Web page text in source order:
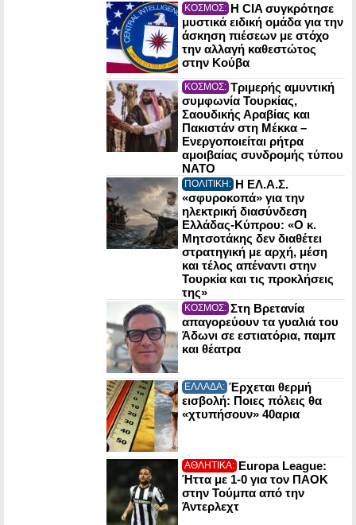
ΚΟΣΜΟΣ: Η CIA συγκρότησε
μυστικά ειδική ομάδα για την
άσκηση πιέσεων με στόχο
την αλλαγή καθεστώτος
στην Κούβα
ΚΟΣΜΟΣ: Τριμερής αμυντική
συμφωνία Τουρκίας,
Σαουδικής Αραβίας και
Πακιστάν στη Μέκκα –
Ενεργοποιείται ρήτρα
αμοιβαίας συνδρομής τύπου
NATO
ΠΟΛΙΤΙΚΗ: Η ΕΛ.Α.Σ.
«σφυροκοπά» για την
ηλεκτρική διασύνδεση
Ελλάδας-Κύπρου: «Ο κ.
Μητσοτάκης δεν διαθέτει
στρατηγική με αρχή, μέση
και τέλος απέναντι στην
Τουρκία και τις προκλήσεις
της»
ΚΟΣΜΟΣ: Στη Βρετανία
απαγορεύουν τα γυαλιά του
Άδωνι σε εστιατόρια, παμπ
και θέατρα
ΕΛΛΑΔΑ: Έρχεται θερμή
εισβολή: Ποιες πόλεις θα
«χτυπήσουν» 40αρια
ΑΘΛΗΤΙΚΑ: Europa League:
Ήττα με 1-0 για τον ΠΑΟΚ
στην Τούμπα από την
Άντερλεχτ